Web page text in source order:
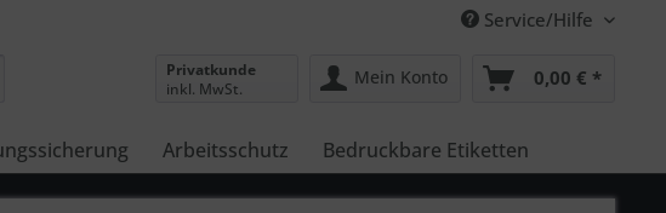
Service/Hilfe
Privatkunde
inkl. MwSt.
Mein Konto 0,00 € *
Arbeitsschutz Bedruckbare Etiketten